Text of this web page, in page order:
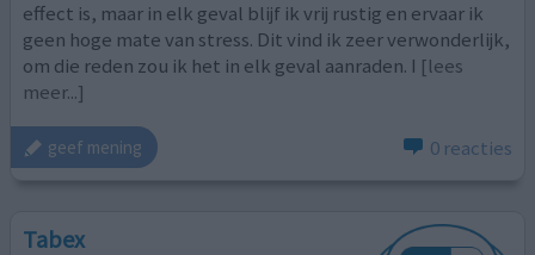
effect is, maar in elk geval blijf ik vrij rustig en ervaar ik
geen hoge mate van stress. Dit vind ik zeer verwonderlijk,
om die reden zou ik het in elk geval aanraden. I [lees
meer...]
geef mening 0 reacties
Tabex